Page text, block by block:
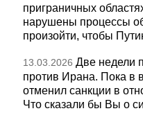
приграничных
нарушены процессы
произойти, чтобы
13.03.2026 Две недели
против Ирана. Пока в
отменил санкции в
Что сказали бы Вы о